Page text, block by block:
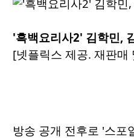
'흑백요리사2' 김학민,
[넷플릭스 제공. 재판매
방송 공개 전후로 '스포